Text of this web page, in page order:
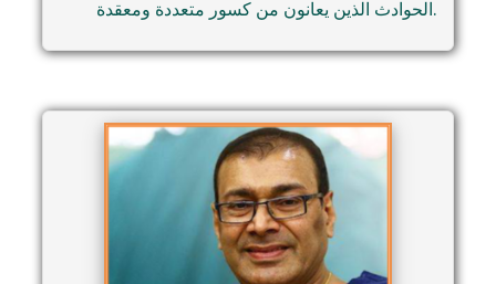
الحوادث الذين يعانون من كسور متعددة ومعقدة.